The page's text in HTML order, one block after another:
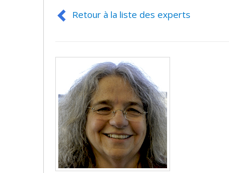
Retour à la liste des experts